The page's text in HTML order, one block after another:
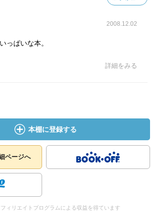
2008.12.02
っぱいな本。
詳細をみる
本棚に登録する
ページへ
ィリエイトプログラムによる収益を得ています